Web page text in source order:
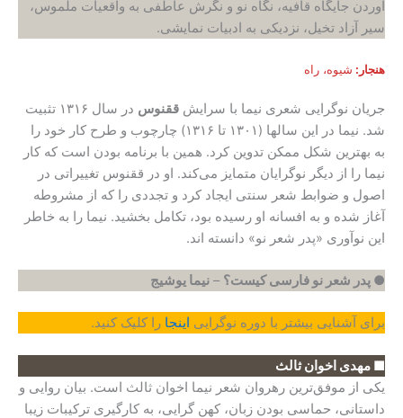
آوردن جایگاه قافیه، نگاه نو و نگرش عاطفی به واقعیات ملموس،
سیر آزاد تخیل، نزدیکی به ادبیات نمایشی.
هنجار: شیوه، راه
جریان نوگرایی شعری نیما با سرایش ققنوس
در سال ۱۳۱۶ تثبیت
شد. نیما در این سالها (۱۳۰۱ تا ۱۳۱۶) چارچوب و طرح کار خود را
به بهترین شکل ممکن تدوین کرد. همین با برنامه بودن است که کار
نیما را از دیگر نوگرایان متمایز می‌کند. او در ققنوس تغییراتی در
اصول و ضوابط شعر سنتی ایجاد کرد و تجددی را که از مشروطه
آغاز شده و به افسانه او رسیده بود، تکامل بخشید. نیما را به خاطر
این نوآوری «پدر شعر نو» دانسته اند.
● پدر شعر نو فارسی کیست؟ – نیما یوشیج
برای آشنایی بیشتر با دوره نوگرایی اینجا را کلیک کنید.
■ مهدی اخوان ثالث
یکی از موفق‌ترین رهروان شعر نیما اخوان ثالث است. بیان روایی و
داستانی، حماسی بودن زبان، کهن گرایی، به کارگیری ترکیبات زیبا